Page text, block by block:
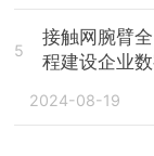
5
接触网腕臂
程建设企业
2024-08-19